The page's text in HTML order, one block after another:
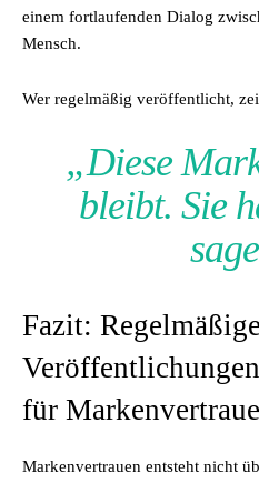
einem fortlaufenden Dialog
Mensch.
Wer regelmäßig veröffentlicht,
„Diese
bleibt. Sie
Fazit:
für
Markenvertrauen entsteht nicht